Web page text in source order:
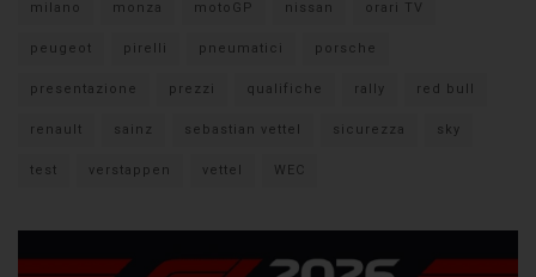
milano monza motoGP nissan orari TV
peugeot pirelli pneumatici porsche
presentazione prezzi qualifiche rally red bull
renault sainz sebastian vettel sicurezza sky
test verstappen vettel WEC